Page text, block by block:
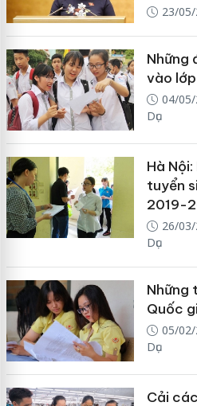
23/
Những
vào lớp
04/
Dục
Hà
tuyển
2019-
26/
Dục
Những
Quốc
05/
Dục
Cải